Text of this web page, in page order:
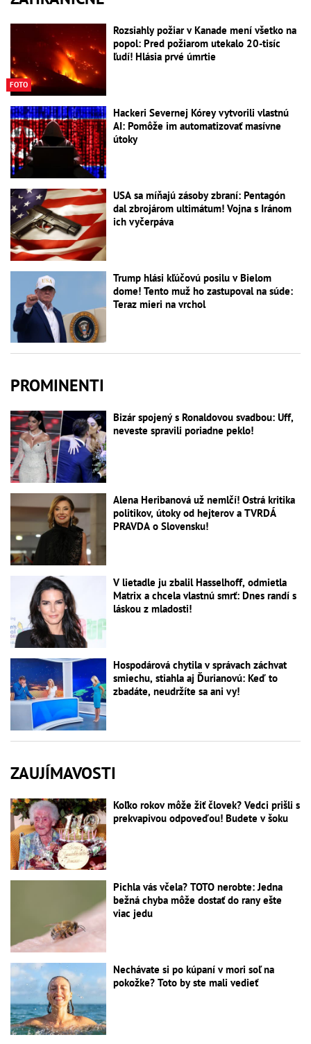
FOTO
Rozsiahly požiar v Kanade mení všetko na
popol: Pred požiarom utekalo 20-tisíc
ľudí! Hlásia prvé úmrtie
Hackeri Severnej Kórey vytvorili vlastnú
AI: Pomôže im automatizovať masívne
útoky
USA sa míňajú zásoby zbraní: Pentagón
dal zbrojárom ultimátum! Vojna s Iránom
ich vyčerpáva
Trump hlási kľúčovú posilu v Bielom
dome! Tento muž ho zastupoval na súde:
Teraz mieri na vrchol
PROMINENTI
Bizár spojený s Ronaldovou svadbou: Uff,
neveste spravili poriadne peklo!
Alena Heribanová už nemlčí! Ostrá kritika
politikov, útoky od hejterov a TVRDÁ
PRAVDA o Slovensku!
V lietadle ju zbalil Hasselhoff, odmietla
Matrix a chcela vlastnú smrť: Dnes randí s
láskou z mladosti!
Hospodárová chytila v správach záchvat
smiechu, stiahla aj Ďurianovú: Keď to
zbadáte, neudržíte sa ani vy!
ZAUJÍMAVOSTI
Koľko rokov môže žiť človek? Vedci prišli s
prekvapivou odpoveďou! Budete v šoku
Pichla vás včela? TOTO nerobte: Jedna
bežná chyba môže dostať do rany ešte
viac jedu
Nechávate si po kúpaní v mori soľ na
pokožke? Toto by ste mali vedieť